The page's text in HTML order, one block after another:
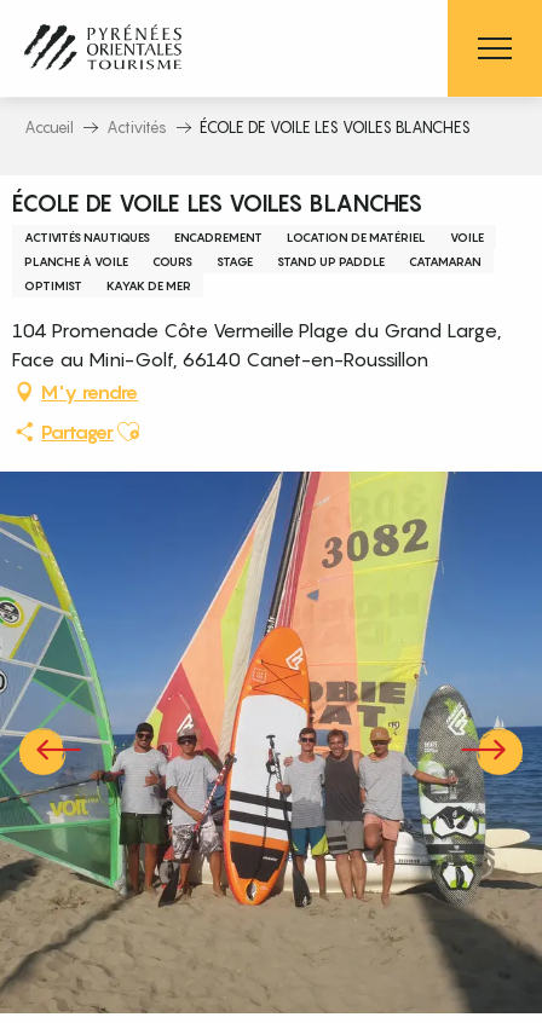
contenu
principal
Accueil Activités ÉCOLE DE VOILE LES VOILES BLANCHES
ÉCOLE DE VOILE LES VOILES BLANCHES
ACTIVITÉS NAUTIQUES ENCADREMENT LOCATION DE MATÉRIEL
VOILE
PLANCHE À VOILE
COURS STAGE STAND UP PADDLE
CATAMARAN
OPTIMIST
KAYAK DE MER
104 Promenade Côte Vermeille Plage du Grand Large,
Face au Mini-Golf, 66140 Canet-en-Roussillon
M'y rendre
PartagerAjouter aux favoris